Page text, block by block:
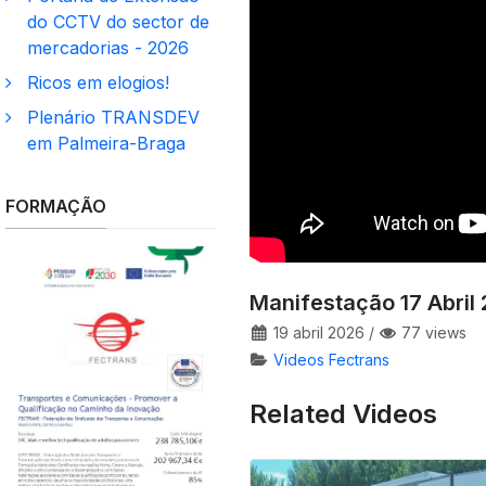
Manifestação 17 Abril
19 abril 2026 /
77 views
Videos Fectrans
Related Videos
do CCTV do sector de
mercadorias - 2026
Ricos em elogios!
Plenário TRANSDEV
em Palmeira-Braga
FORMAÇÃO